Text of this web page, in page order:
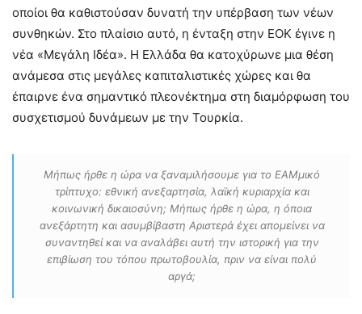
οποίοι θα καθιστούσαν δυνατή την υπέρβαση των νέων
συνθηκών. Στο πλαίσιο αυτό, η ένταξη στην ΕΟΚ έγινε η
νέα «Μεγάλη Ιδέα». Η Ελλάδα θα κατοχύρωνε μια θέση
ανάμεσα στις μεγάλες καπιταλιστικές χώρες και θα
έπαιρνε ένα σημαντικό πλεονέκτημα στη διαμόρφωση του
συσχετισμού δυνάμεων με την Τουρκία.
Μήπως ήρθε η ώρα να ξαναμιλήσουμε για το ΕΑΜμικό
τρίπτυχο: εθνική ανεξαρτησία, λαϊκή κυριαρχία και
κοινωνική δικαιοσύνη; Μήπως ήρθε η ώρα, η όποια
ανεξάρτητη και ασυμβίβαστη Αριστερά έχει απομείνει να
συναντηθεί και να αναλάβει αυτή την ιστορική για την
επιβίωση του τόπου πρωτοβουλία, πριν να είναι πολύ
αργά;